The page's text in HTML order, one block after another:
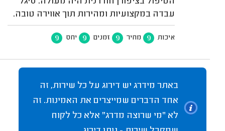
עבדה במקצועיות ומהירות תוך אווירה טובה.
איכות 9 מחיר 9 זמנים 9 יחס 9
באתר מידרג יש דירוג על כל שירות, זה
אחד הדברים שמייצרים את האמינות. זה
לא "מי שרוצה מדרג" אלא כל לקוח